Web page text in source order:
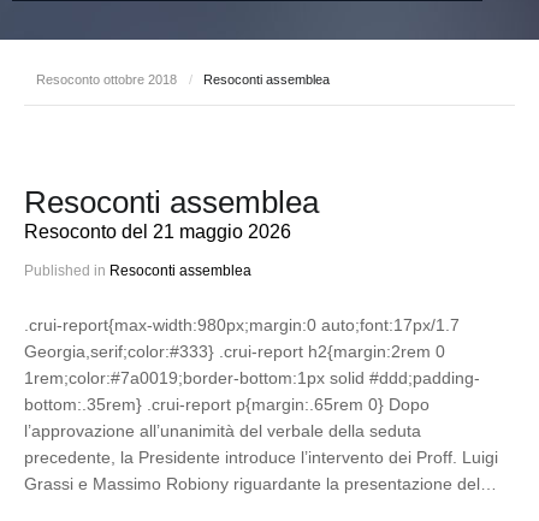
Resoconto ottobre 2018 / Resoconti assemblea
Resoconti assemblea
Resoconto del 21 maggio 2026
Published in Resoconti assemblea
.crui-report{max-width:980px;margin:0 auto;font:17px/1.7
Georgia,serif;color:#333} .crui-report h2{margin:2rem 0
1rem;color:#7a0019;border-bottom:1px solid #ddd;padding-
bottom:.35rem} .crui-report p{margin:.65rem 0} Dopo
l’approvazione all’unanimità del verbale della seduta
precedente, la Presidente introduce l’intervento dei Proff. Luigi
Grassi e Massimo Robiony riguardante la presentazione del…